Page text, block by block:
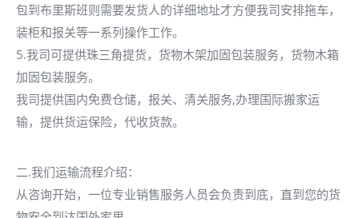
包到布里斯班则需要发货人的详细地址才方便我司安排拖车，
装柜和报关等一系列操作工作。
5.我司可提供珠三角提货，货物木架加固包装服务，货物木箱
加固包装服务。
我司提供国内免费仓储，报关、清关服务,办理国际搬家运
输，提供货运保险，代收货款。
二.我们运输流程介绍：
从咨询开始，一位专业销售服务人员会负责到底，直到您的货